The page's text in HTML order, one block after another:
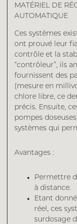
MATÉRIEL DE
AUTOMATIQUE
Ces systèmes
ont prouvé leur
contrôle et la
“contrôleur”, ils
fournissent des
(mesure en
chlore libre, ce
précis. Ensuite,
pompes
systèmes qui
Avantages :
Permettre
à distance.
Etant
réel, ces
surdosage